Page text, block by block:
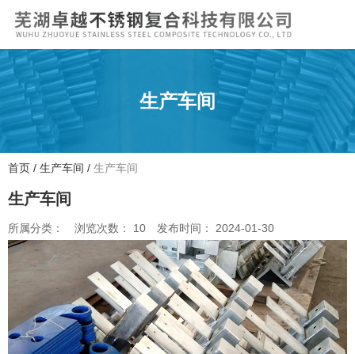
生产车间
首页 / 生产车间 / 生产车间
生产车间
所属分类： 浏览次数： 10 发布时间： 2024-01-30